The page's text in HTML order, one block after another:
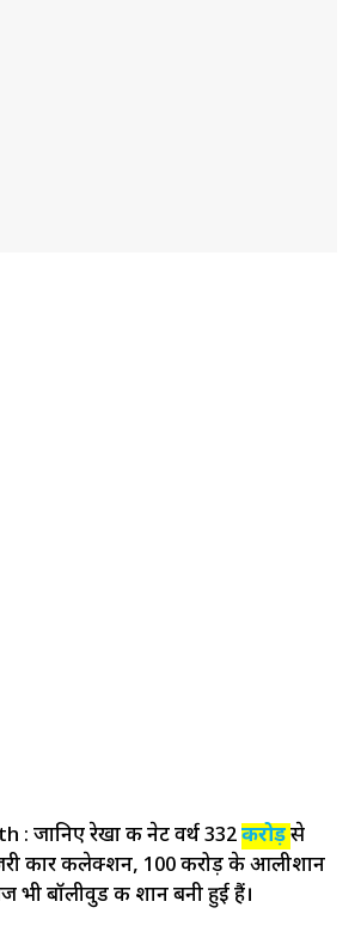
जानिए रेखा की नेट वर्थ ₹332करोड़से
कार कलेक्शन, 100 करोड़ के आलीशान
बॉलीवुड की शान बनी हुई हैं।